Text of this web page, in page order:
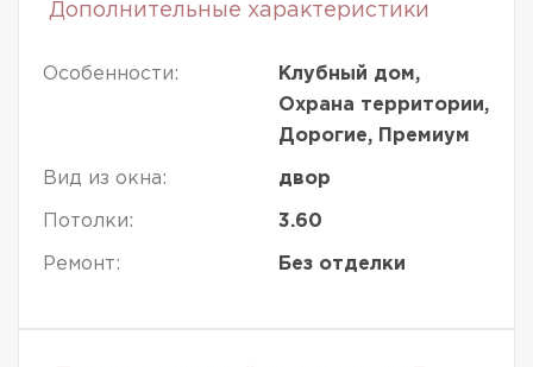
Дополнительные характеристики
Особенности:
Клубный дом,
Охрана территории,
Дорогие, Премиум
Вид из окна: двор
Потолки: 3.60
Ремонт: Без отделки